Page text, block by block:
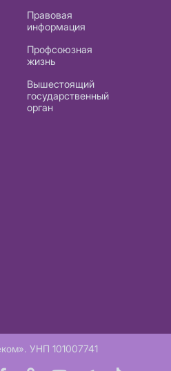
Правовая
информация
Профсоюзная
жизнь
Вышестоящий
государственный
орган
УНП 101007741